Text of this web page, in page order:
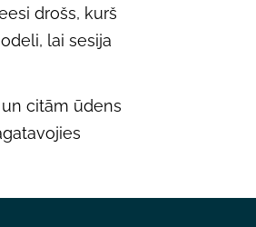
drošs, kurš
lai sesija
citām ūdens